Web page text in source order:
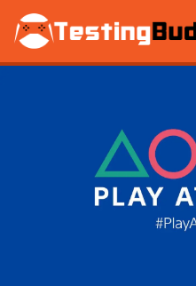
Zum Hauptinhalt springen